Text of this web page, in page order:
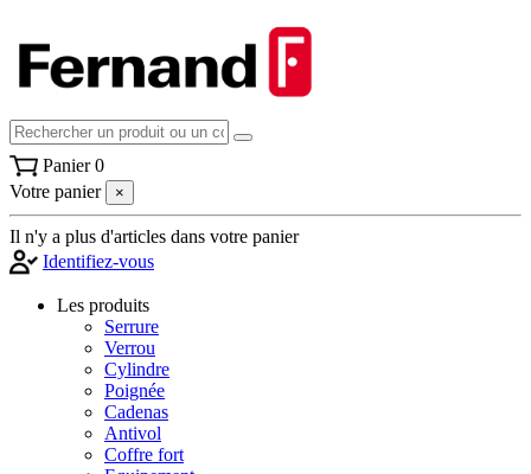
Panier 0
Votre panier
×
Il n'y a plus d'articles dans votre panier
Identifiez-vous
Les produits
Serrure
Verrou
Cylindre
Poignée
Cadenas
Antivol
Coffre fort